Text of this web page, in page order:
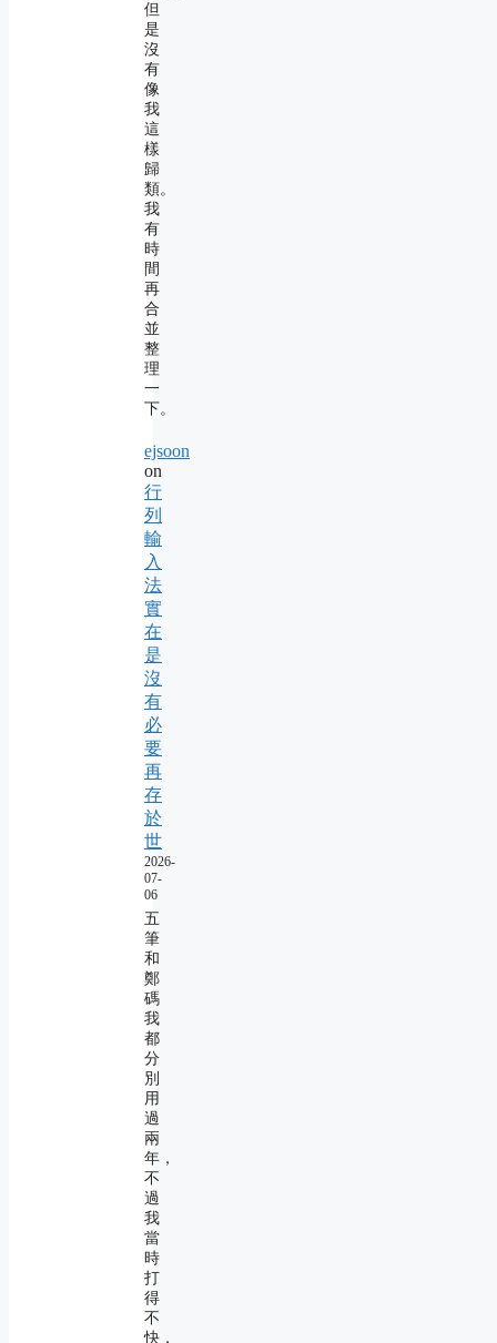
但
是
沒
有
像
我
這
樣
歸
類。
我
有
時
間
再
合
並
整
理
一
下。
ejsoon
on
行
列
輸
入
法
實
在
是
沒
有
必
要
再
存
於
世
2026-
07-
06
五
筆
和
鄭
碼
我
都
分
別
用
過
兩
年，
不
過
我
當
時
打
得
不
快，